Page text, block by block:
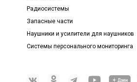
Радиосистемы
Запасные части
Наушники и усилители для наушников
Системы персонального мониторинга